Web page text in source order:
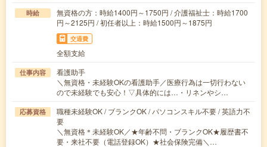
時給
無資格の方：時給1400円～1750円 / 介護福祉士：時給1700
円～2125円 / 初任者以上：時給1500円～1875円
交通費
全額支給
仕事内容
看護助手
＼無資格・未経験OKの看護助手／医療行為は一切行わない
ので未経験でも安心！▽具体的には…・リネンやシ…
応募資格
職種未経験OK / ブランクOK / パソコンスキル不要 / 英語力不
要
＼無資格＊未経験OK／★年齢不問・ブランクOK★履歴書不
要・来社不要（電話登録OK）★社会保険完備＼…